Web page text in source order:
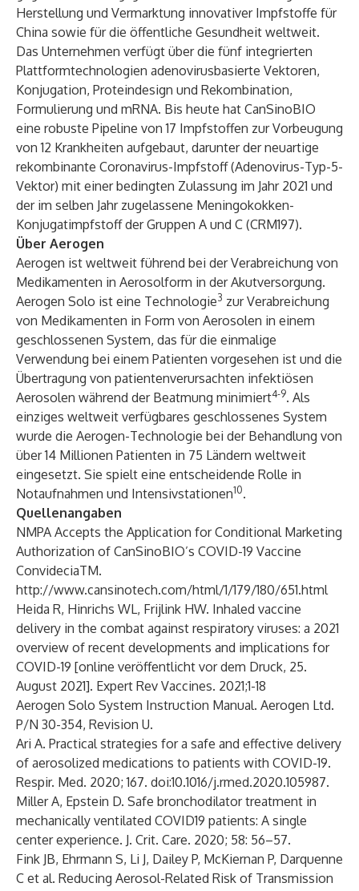
Herstellung und Vermarktung innovativer Impfstoffe für
China sowie für die öffentliche Gesundheit weltweit.
Das Unternehmen verfügt über die fünf integrierten
Plattformtechnologien adenovirusbasierte Vektoren,
Konjugation, Proteindesign und Rekombination,
Formulierung und mRNA. Bis heute hat CanSinoBIO
eine robuste Pipeline von 17 Impfstoffen zur Vorbeugung
von 12 Krankheiten aufgebaut, darunter der neuartige
rekombinante Coronavirus-Impfstoff (Adenovirus-Typ-5-
Vektor) mit einer bedingten Zulassung im Jahr 2021 und
der im selben Jahr zugelassene Meningokokken-
Konjugatimpfstoff der Gruppen A und C (CRM197).
Über Aerogen
Aerogen ist weltweit führend bei der Verabreichung von
Medikamenten in Aerosolform in der Akutversorgung.
Aerogen Solo ist eine Technologie3 zur Verabreichung
von Medikamenten in Form von Aerosolen in einem
geschlossenen System, das für die einmalige
Verwendung bei einem Patienten vorgesehen ist und die
Übertragung von patientenverursachten infektiösen
Aerosolen während der Beatmung minimiert4-9. Als
einziges weltweit verfügbares geschlossenes System
wurde die Aerogen-Technologie bei der Behandlung von
über 14 Millionen Patienten in 75 Ländern weltweit
eingesetzt. Sie spielt eine entscheidende Rolle in
Notaufnahmen und Intensivstationen10.
Quellenangaben
NMPA Accepts the Application for Conditional Marketing
Authorization of CanSinoBIO’s COVID-19 Vaccine
ConvideciaTM.
http://www.cansinotech.com/html/1/179/180/651.html
Heida R, Hinrichs WL, Frijlink HW. Inhaled vaccine
delivery in the combat against respiratory viruses: a 2021
overview of recent developments and implications for
COVID-19 [online veröffentlicht vor dem Druck, 25.
August 2021]. Expert Rev Vaccines. 2021;1-18
Aerogen Solo System Instruction Manual. Aerogen Ltd.
P/N 30-354, Revision U.
Ari A. Practical strategies for a safe and effective delivery
of aerosolized medications to patients with COVID-19.
Respir. Med. 2020; 167. doi:10.1016/j.rmed.2020.105987.
Miller A, Epstein D. Safe bronchodilator treatment in
mechanically ventilated COVID19 patients: A single
center experience. J. Crit. Care. 2020; 58: 56–57.
Fink JB, Ehrmann S, Li J, Dailey P, McKiernan P, Darquenne
C et al. Reducing Aerosol-Related Risk of Transmission